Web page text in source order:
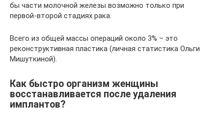
бы части молочной железы возможно только при
первой-второй стадиях рака.
Всего из общей массы операций около 3% – это
реконструктивная пластика (личная статистика Ольги
Мишуткиной).
Как быстро организм женщины
восстанавливается после удаления
имплантов?